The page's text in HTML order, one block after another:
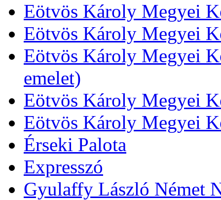
Eötvös Károly Megyei
Eötvös Károly Megyei
Eötvös Károly Megyei
emelet)
Eötvös Károly Megyei
Eötvös Károly Megyei
Érseki Palota
Expresszó
Gyulaffy László Német